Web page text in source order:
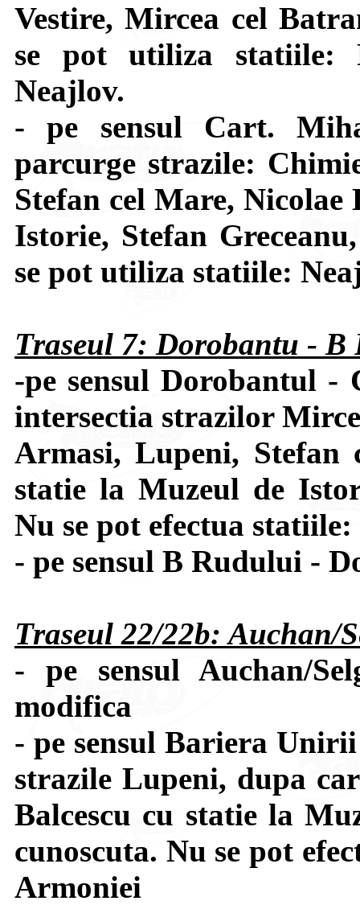
Vestire, Mircea cel
se pot utiliza statiile:
Neajlov.
- pe sensul Cart.
parcurge strazile:
Stefan cel Mare, Nicolae
Istorie, Stefan
se pot utiliza statiile:
Traseul 7: Dorobantu -
-pe sensul Dorobantul -
intersectia strazilor
Armasi, Lupeni, Stefan
statie la Muzeul de
Nu se pot efectua
- pe sensul B Rudului -
Traseul 22/22b:
- pe sensul Auchan/
modifica
- pe sensul Bariera
strazile Lupeni, dupa
Balcescu cu statie la
cunoscuta. Nu se pot
Armoniei